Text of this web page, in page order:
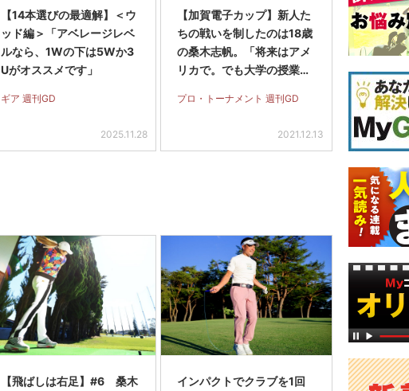
【14本選びの最適解】＜ウ
ッド編＞「アベレージレベ
ルなら、1Wの下は5Wか3
Uがオススメです」
ギア 週刊GD
2025.11.28
【加賀電子カップ】新人た
ちの戦いを制したのは18歳
の桑木志帆。「将来はアメ
リカで。でも大学の授業に
プロ・トーナメント 週刊GD
2021.12.13
【飛ばしは右足】#6 桑木
インパクトでクラブを1回